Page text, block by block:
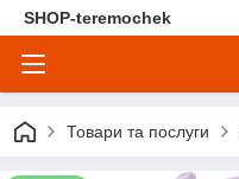
SHOP-teremochek
Товари та послуги